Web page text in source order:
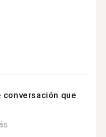
conversación que